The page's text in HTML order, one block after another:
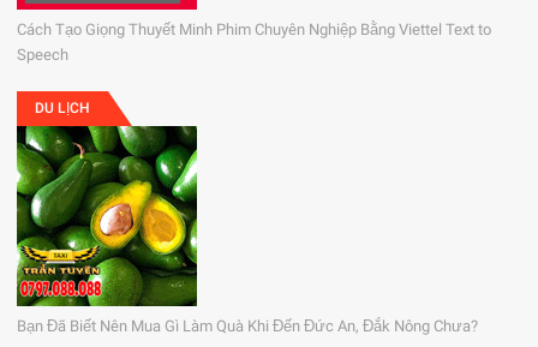
Cách Tạo Giọng Thuyết Minh Phim Chuyên Nghiệp Bằng Viettel Text to
Speech
DU LỊCH
Bạn Đã Biết Nên Mua Gì Làm Quà Khi Đến Đức An, Đắk Nông Chưa?